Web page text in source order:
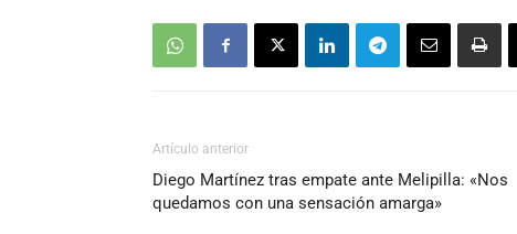
Artículo anterior
Diego Martínez tras empate ante Melipilla: «Nos
quedamos con una sensación amarga»